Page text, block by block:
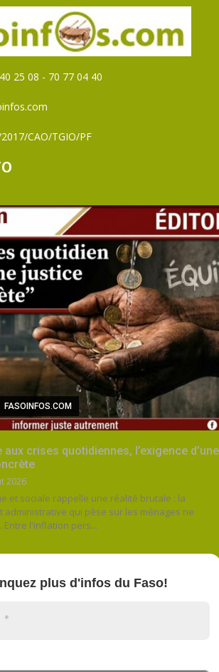
25 08 - 70 77 04 40
CAO/TGIO/PF
FASOINFOS.COM
aux crises quotidiennes, l’exigence d’une
2026
et sociale rappelle une réalité brutale : la
administrative qui pèse sur les ménages ne
l'inflation pers...
plus d'infos du Faso!